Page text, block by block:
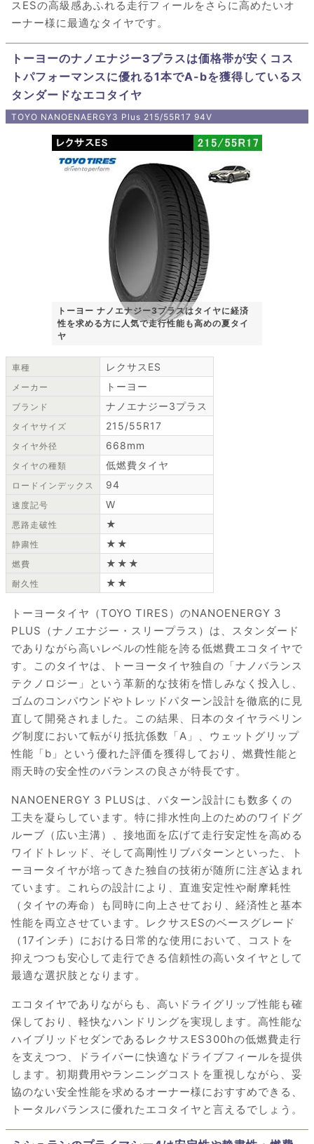
スESの高級感あふれる走行フィールをさらに高めたいオ
ーナー様に最適なタイヤです。
トーヨーのナノエナジー3プラスは価格帯が安くコス
トパフォーマンスに優れる1本でA-bを獲得しているス
タンダードなエコタイヤ
TOYO NANOENAERGY3 Plus 215/55R17 94V
トーヨー ナノエナジー3プラスはタイヤに経済
性を求める方に人気で走行性能も高めの夏タイ
ヤ
車種 レクサスES
メーカー トーヨー
ブランド ナノエナジー3プラス
タイヤサイズ 215/55R17
タイヤ外径 668mm
タイヤの種類 低燃費タイヤ
ロードインデックス 94
速度記号 W
悪路走破性 ★
静粛性 ★★
燃費 ★★★
耐久性 ★★
トーヨータイヤ（TOYO TIRES）のNANOENERGY 3
PLUS（ナノエナジー・スリープラス）は、スタンダード
でありながら高いレベルの性能を誇る低燃費エコタイヤで
す。このタイヤは、トーヨータイヤ独自の「ナノバランス
テクノロジー」という革新的な技術を惜しみなく投入し、
ゴムのコンパウンドやトレッドパターン設計を徹底的に見
直して開発されました。この結果、日本のタイヤラベリン
グ制度において転がり抵抗係数「A」、ウェットグリップ
性能「b」という優れた評価を獲得しており、燃費性能と
雨天時の安全性のバランスの良さが特長です。
NANOENERGY 3 PLUSは、パターン設計にも数多くの
工夫を凝らしています。特に排水性向上のためのワイドグ
ルーブ（広い主溝）、接地面を広げて走行安定性を高める
ワイドトレッド、そして高剛性リブパターンといった、ト
ーヨータイヤが培ってきた独自の技術が随所に注ぎ込まれ
ています。これらの設計により、直進安定性や耐摩耗性
（タイヤの寿命）も同時に向上させており、経済性と基本
性能を両立させています。レクサスESのベースグレード
（17インチ）における日常的な使用において、コストを
抑えつつも安心して走行できる信頼性の高いタイヤとして
最適な選択肢となります。
エコタイヤでありながらも、高いドライグリップ性能も確
保しており、軽快なハンドリングを実現します。高性能な
ハイブリッドセダンであるレクサスES300hの低燃費走行
を支えつつ、ドライバーに快適なドライブフィールを提供
します。初期費用やランニングコストを重視しながら、妥
協のない安全性能を求めるオーナー様におすすめできる、
トータルバランスに優れたエコタイヤと言えるでしょう。